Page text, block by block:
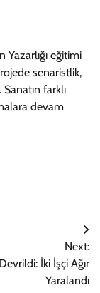
Yazarlığı eğitimi
senaristlik,
farklı
devam
Next:
İki İşçi Ağır
Yaralandı